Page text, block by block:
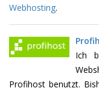
Webhosting.
Ich
Profihost benutzt.